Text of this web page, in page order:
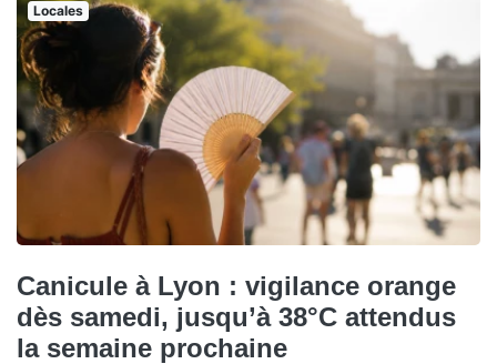
Locales
Canicule à Lyon : vigilance orange
dès samedi, jusqu’à 38°C attendus
la semaine prochaine